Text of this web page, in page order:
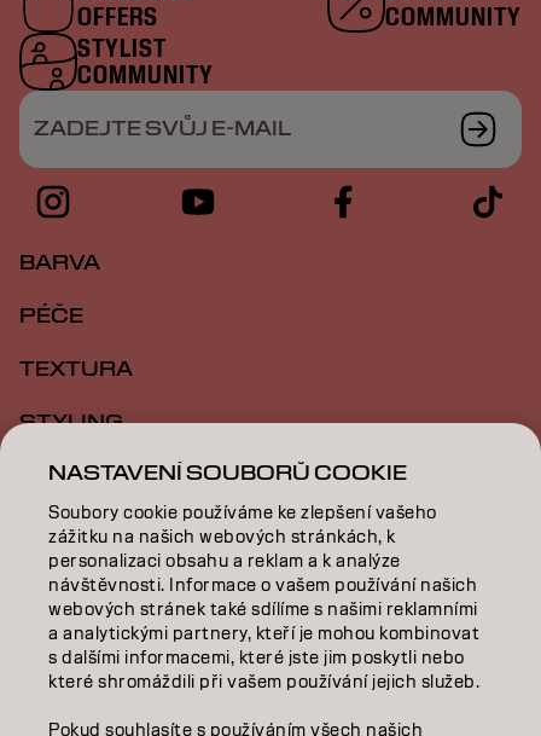
OFFERS
COMMUNITY
STYLIST
COMMUNITY
ZADEJTE SVŮJ E-MAIL
BARVA
PÉČE
TEXTURA
STYLING
INSPIRACE
VZDĚLÁVÁNÍ
O NÁS
SALON FINDER
STAŇTE SE PARTNEREM
NASTAVENÍ SOUBORŮ COOKIE
Soubory cookie používáme ke zlepšení vašeho
zážitku na našich webových stránkách, k
personalizaci obsahu a reklam a k analýze
návštěvnosti. Informace o vašem používání našich
webových stránek také sdílíme s našimi reklamními
a analytickými partnery, kteří je mohou kombinovat
s dalšími informacemi, které jste jim poskytli nebo
které shromáždili při vašem používání jejich služeb.
Pokud souhlasíte s používáním všech našich